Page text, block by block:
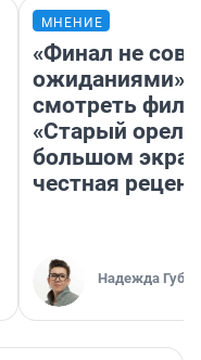
МНЕНИЕ
«Финал не
ожиданиями»:
смотреть
«Старый орел»
большом
честная
Надежда